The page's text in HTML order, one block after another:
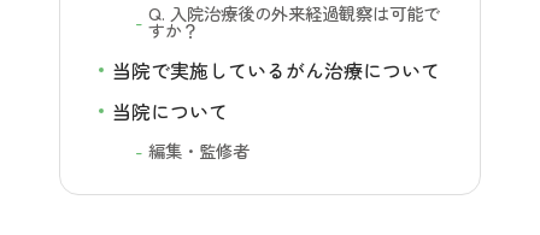
Q. 入院治療後の外来経過観察は可能で
すか？
当院で実施しているがん治療について
当院について
編集・監修者